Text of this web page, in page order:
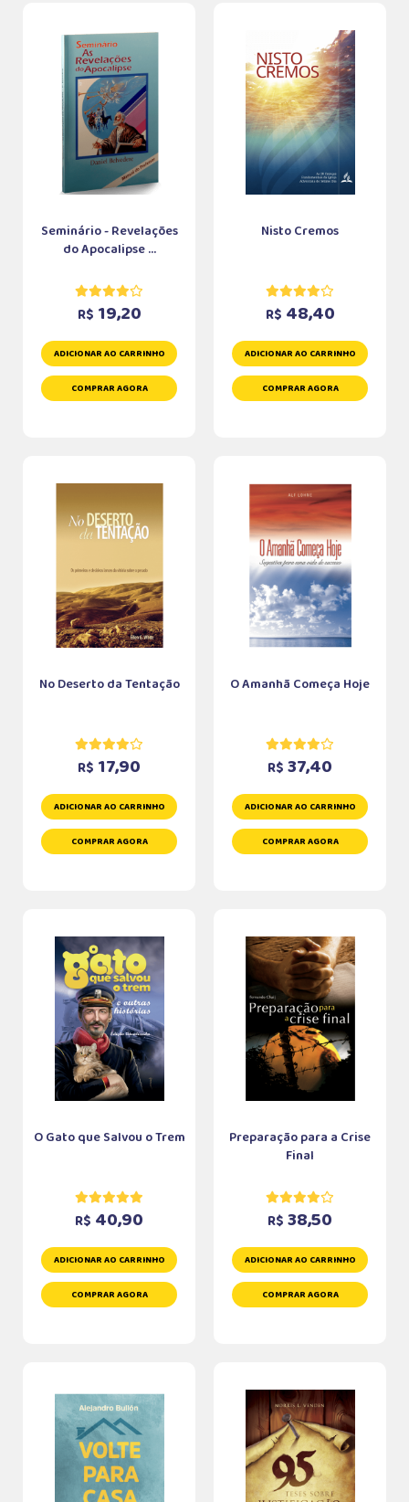
Seminário - Revelações
do Apocalipse ...
R$ 19,20
ADICIONAR AO CARRINHO
COMPRAR AGORA
Nisto Cremos
R$ 48,40
ADICIONAR AO CARRINHO
COMPRAR AGORA
No Deserto da Tentação
R$ 17,90
ADICIONAR AO CARRINHO
COMPRAR AGORA
O Amanhã Começa Hoje
R$ 37,40
ADICIONAR AO CARRINHO
COMPRAR AGORA
O Gato que Salvou o Trem
R$ 40,90
ADICIONAR AO CARRINHO
COMPRAR AGORA
Preparação para a Crise
Final
R$ 38,50
ADICIONAR AO CARRINHO
COMPRAR AGORA